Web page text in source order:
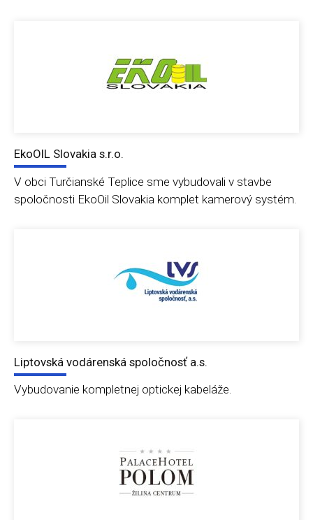
EkoOIL Slovakia s.r.o.
V obci Turčianské Teplice sme vybudovali v stavbe
spoločnosti EkoOil Slovakia komplet kamerový systém.
Liptovská vodárenská spoločnosť a.s.
Vybudovanie kompletnej optickej kabeláže.